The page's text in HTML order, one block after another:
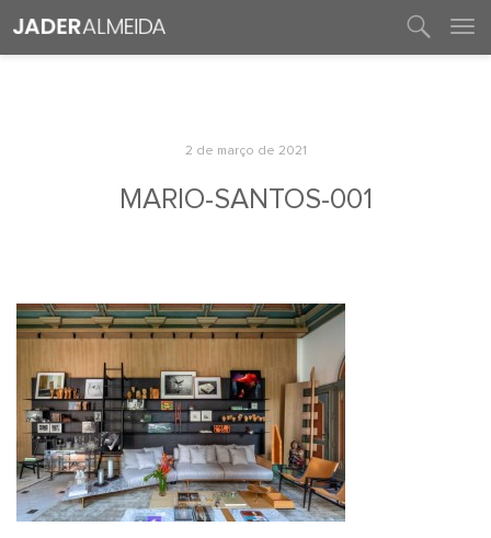
2 de março de 2021
MARIO-SANTOS-001